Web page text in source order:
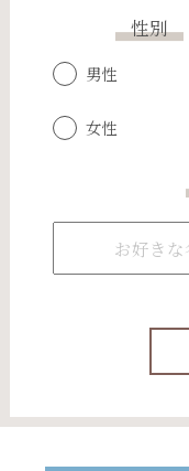
性別
男性
女性